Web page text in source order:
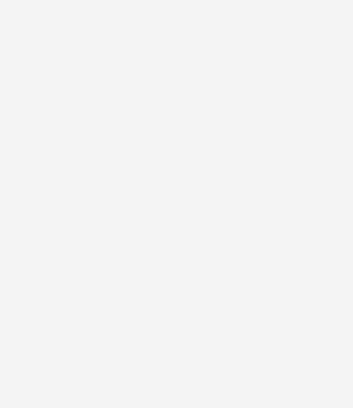
B; kombinierter Kraftstoffverbrauch bei entladener
(bei entladener Batterie): E.
Batterie)
kombiniert: 0 g/km; CO₂-Klasse: A.
Batterie)
Emissionen kombiniert: 0 g/km; CO₂-Klasse: A.
(61 kWh-Batterie)
kWh/100km; CO₂-Emissionen kombiniert: 0 g/km;
Batterie)
Emissionen kombiniert: 0 g/km; CO₂-Klasse: A.
(61 kWh-Batterie)
kWh/100 km; CO₂-Emissionen kombiniert: 0 g/km;